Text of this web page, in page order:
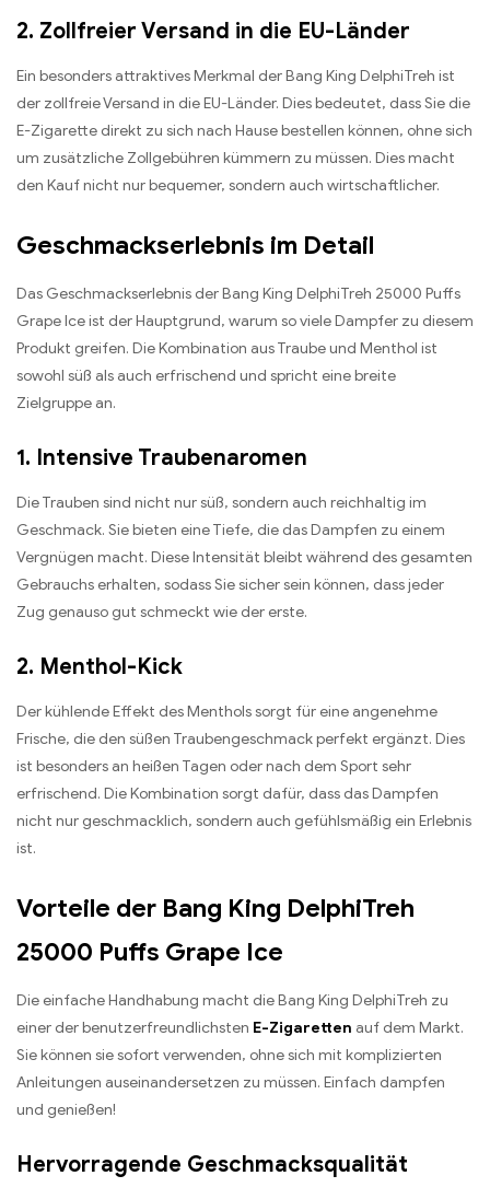
2. Zollfreier Versand in die EU-Länder
Ein besonders attraktives Merkmal der Bang King DelphiTreh ist
der zollfreie Versand in die EU-Länder. Dies bedeutet, dass Sie die
E-Zigarette direkt zu sich nach Hause bestellen können, ohne sich
um zusätzliche Zollgebühren kümmern zu müssen. Dies macht
den Kauf nicht nur bequemer, sondern auch wirtschaftlicher.
Geschmackserlebnis im Detail
Das Geschmackserlebnis der Bang King DelphiTreh 25000 Puffs
Grape Ice ist der Hauptgrund, warum so viele Dampfer zu diesem
Produkt greifen. Die Kombination aus Traube und Menthol ist
sowohl süß als auch erfrischend und spricht eine breite
Zielgruppe an.
1. Intensive Traubenaromen
Die Trauben sind nicht nur süß, sondern auch reichhaltig im
Geschmack. Sie bieten eine Tiefe, die das Dampfen zu einem
Vergnügen macht. Diese Intensität bleibt während des gesamten
Gebrauchs erhalten, sodass Sie sicher sein können, dass jeder
Zug genauso gut schmeckt wie der erste.
2. Menthol-Kick
Der kühlende Effekt des Menthols sorgt für eine angenehme
Frische, die den süßen Traubengeschmack perfekt ergänzt. Dies
ist besonders an heißen Tagen oder nach dem Sport sehr
erfrischend. Die Kombination sorgt dafür, dass das Dampfen
nicht nur geschmacklich, sondern auch gefühlsmäßig ein Erlebnis
ist.
Vorteile der Bang King DelphiTreh
25000 Puffs Grape Ice
Die einfache Handhabung macht die Bang King DelphiTreh zu
einer der benutzerfreundlichsten E-Zigaretten auf dem Markt.
Sie können sie sofort verwenden, ohne sich mit komplizierten
Anleitungen auseinandersetzen zu müssen. Einfach dampfen
und genießen!
Hervorragende Geschmacksqualität